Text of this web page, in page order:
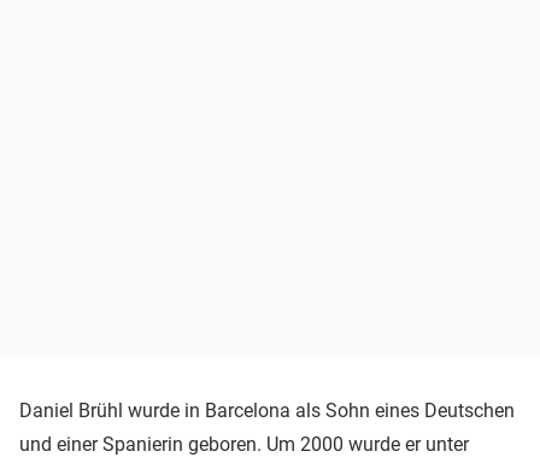
Daniel Brühl wurde in Barcelona als Sohn eines Deutschen
und einer Spanierin geboren. Um 2000 wurde er unter